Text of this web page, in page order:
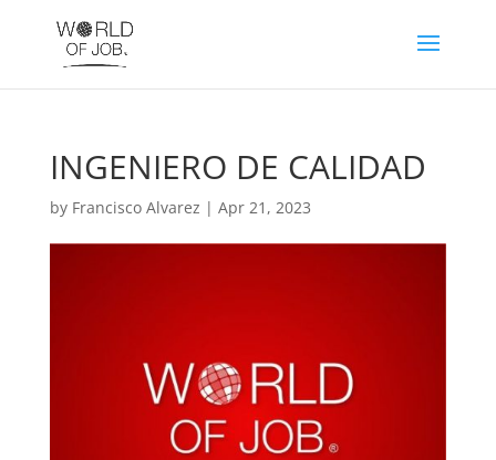
INGENIERO DE CALIDAD
by Francisco Alvarez | Apr 21, 2023